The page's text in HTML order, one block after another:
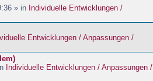
» in Individuelle Entwicklungen /
Entwicklungen / Anpassungen /
Individuelle Entwicklungen / Anpassungen /